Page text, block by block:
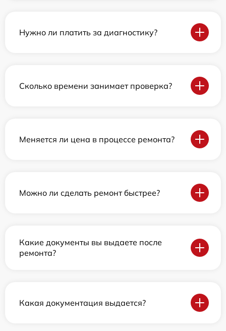
Нужно ли платить за диагностику?
Сколько времени занимает проверка?
Меняется ли цена в процессе ремонта?
Можно ли сделать ремонт быстрее?
Какие документы вы выдаете после
ремонта?
Какая документация выдается?